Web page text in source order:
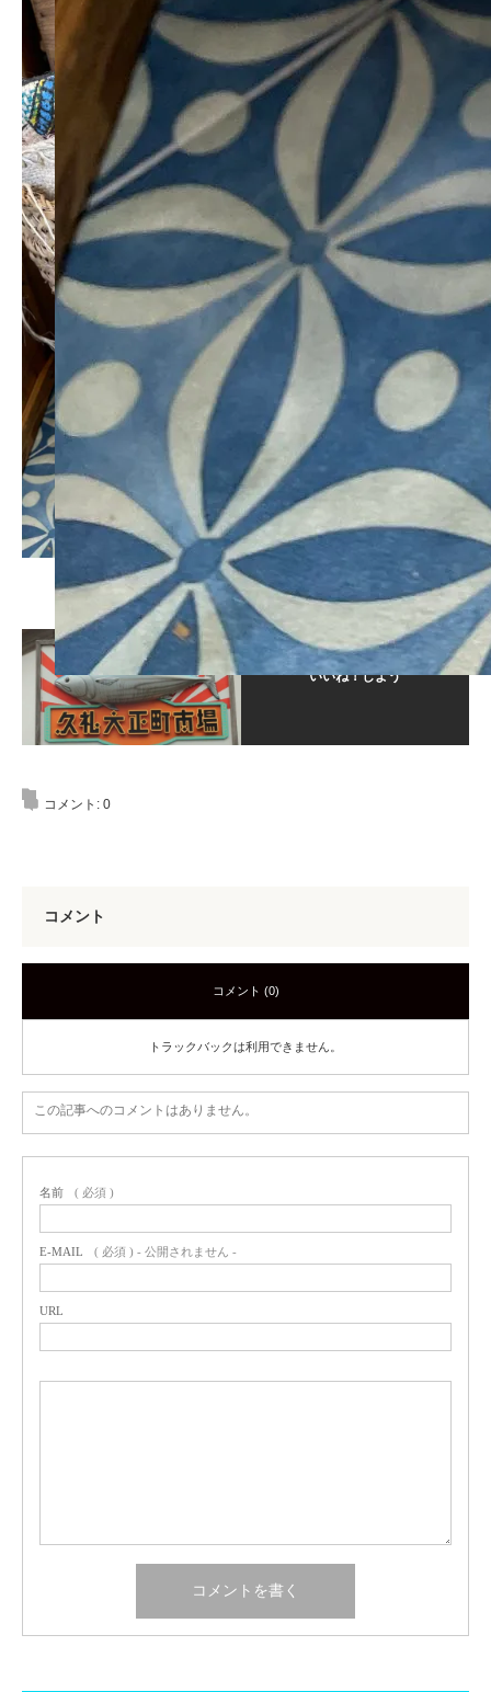
この記事が気に入ったら
いいね！しよう
コメント: 0
コメント
コメント (0)
トラックバックは利用できません。
この記事へのコメントはありません。
名前 ( 必須 )
E-MAIL ( 必須 ) - 公開されません -
URL